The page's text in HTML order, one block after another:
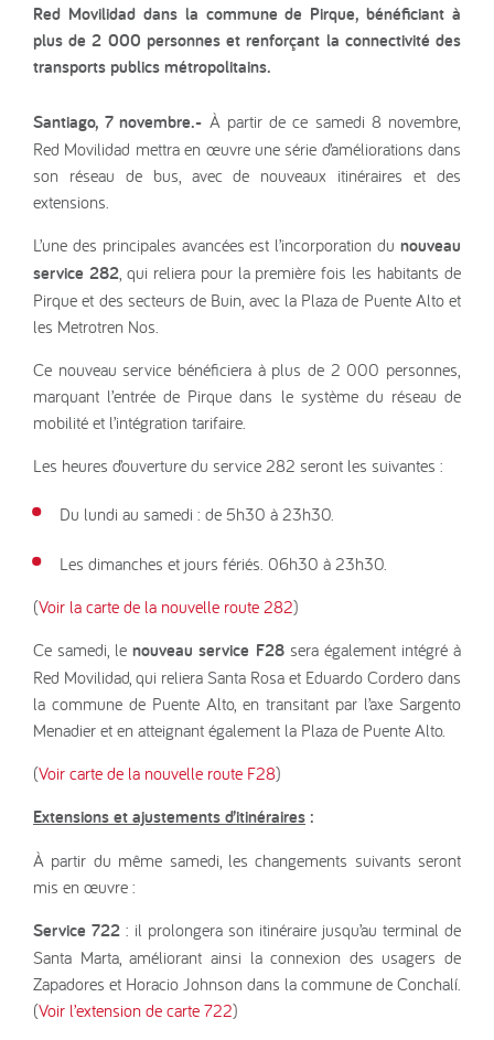
Red Movilidad dans la commune de Pirque, bénéficiant à
plus de 2 000 personnes et renforçant la connectivité des
transports publics métropolitains.
Santiago, 7 novembre.- À partir de ce samedi 8 novembre,
Red Movilidad mettra en œuvre une série d’améliorations dans
son réseau de bus, avec de nouveaux itinéraires et des
extensions.
L’une des principales avancées est l’incorporation du nouveau
service 282, qui reliera pour la première fois les habitants de
Pirque et des secteurs de Buin, avec la Plaza de Puente Alto et
les Metrotren Nos.
Ce nouveau service bénéficiera à plus de 2 000 personnes,
marquant l’entrée de Pirque dans le système du réseau de
mobilité et l’intégration tarifaire.
Les heures d’ouverture du service 282 seront les suivantes :
Du lundi au samedi : de 5h30 à 23h30.
Les dimanches et jours fériés. 06h30 à 23h30.
(Voir la carte de la nouvelle route 282)
Ce samedi, lenouveau service F28sera également intégré à
Red Movilidad, qui reliera Santa Rosa et Eduardo Cordero dans
la commune de Puente Alto, en transitant par l’axe Sargento
Menadier et en atteignant également la Plaza de Puente Alto.
(Voir carte de la nouvelle route F28)
Extensions et ajustements d’itinéraires :
À partir du même samedi, les changements suivants seront
mis en œuvre :
Service 722 : il prolongera son itinéraire jusqu’au terminal de
Santa Marta, améliorant ainsi la connexion des usagers de
Zapadores et Horacio Johnson dans la commune de Conchalí.
(Voir l’extension de carte 722)